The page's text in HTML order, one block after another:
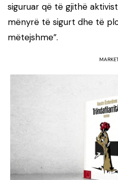
siguruar që të gjithë
mënyrë të sigurt dhe të
mëtejshme”.